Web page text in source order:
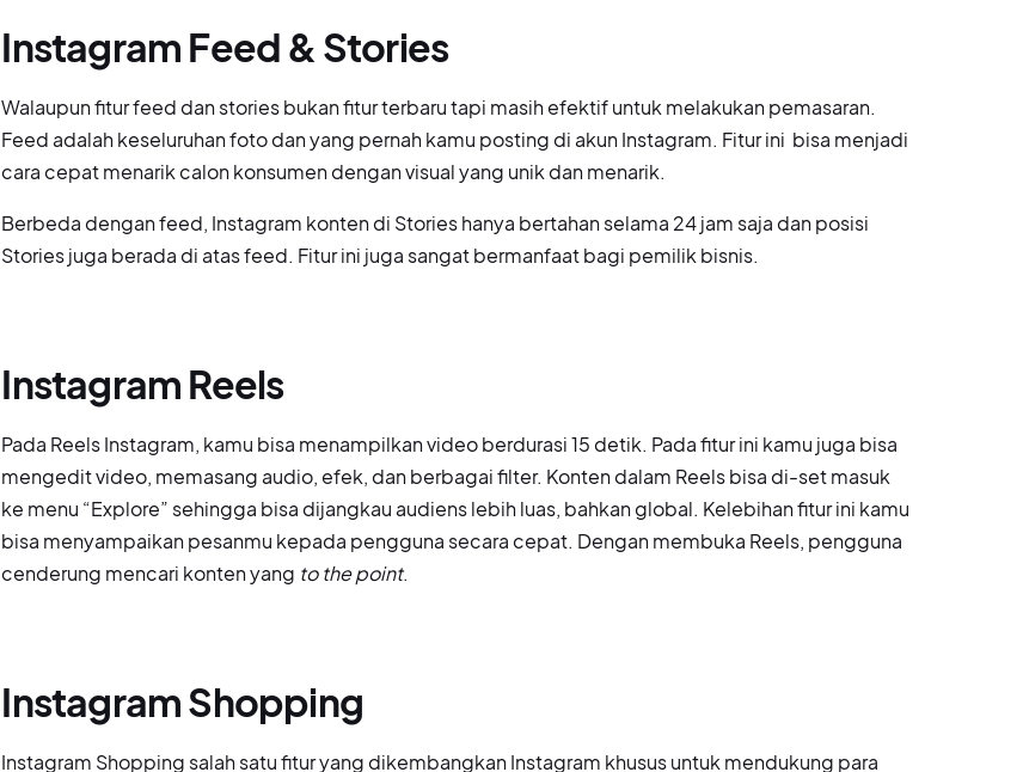
Instagram Feed & Stories
Walaupun fitur feed dan stories bukan fitur terbaru tapi masih efektif untuk melakukan pemasaran.
Feed adalah keseluruhan foto dan yang pernah kamu posting di akun Instagram. Fitur ini bisa menjadi
cara cepat menarik calon konsumen dengan visual yang unik dan menarik.
Berbeda dengan feed, Instagram konten di Stories hanya bertahan selama 24 jam saja dan posisi
Stories juga berada di atas feed. Fitur ini juga sangat bermanfaat bagi pemilik bisnis.
Instagram Reels
Pada Reels Instagram, kamu bisa menampilkan video berdurasi 15 detik. Pada fitur ini kamu juga bisa
mengedit video, memasang audio, efek, dan berbagai filter. Konten dalam Reels bisa di-set masuk
ke menu “Explore” sehingga bisa dijangkau audiens lebih luas, bahkan global. Kelebihan fitur ini kamu
bisa menyampaikan pesanmu kepada pengguna secara cepat. Dengan membuka Reels, pengguna
cenderung mencari konten yang to the point.
Instagram Shopping
Instagram Shopping salah satu fitur yang dikembangkan Instagram khusus untuk mendukung para